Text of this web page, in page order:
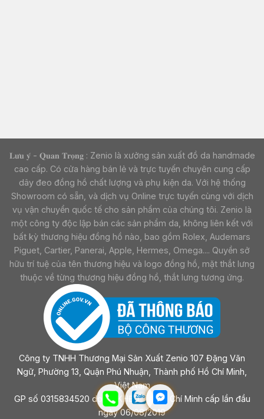
𝐋𝐮̛𝐮 𝐲́ - 𝐐𝐮𝐚𝐧 𝐓𝐫𝐨̣𝐧𝐠 : Zenio là xưởng sản xuất đồ da handmade
cao cấp. Có cửa hàng bán lẻ và trực tuyến chuyên cung cấp
dây đeo đồng hồ chất lượng và phụ kiện da. Với hệ thống
Showroom có sẵn, và dịch vụ Online trực tuyến cùng với dịch
vụ vận chuyển quốc tế cho sản phẩm của chúng tôi. Zenio là
một công ty độc lập bán các sản phẩm da, không liên kết với
bất kỳ thương hiệu đồng hồ nào, bao gồm Rolex, Audemars
Piguet, Cartier, Panerai, Apple, Hermes, Omega.... Quyền sở
hữu trí tuệ của tên thương hiệu và logo đồng hồ, mặt thắt lưng
thuộc về từng thương hiệu đồng hồ, thắt lưng tương ứng.
Công ty TNHH Thương Mại Sản Xuất Zenio 107 Đặng Văn
Ngữ, Phường 13, Quận Phú Nhuận, Thành phố Hồ Chí Minh,
Việt Nam
GP số 0315834520 do sở KHĐT Tp Hồ Chí Minh cấp lần đầu
ngày 06/08/2019